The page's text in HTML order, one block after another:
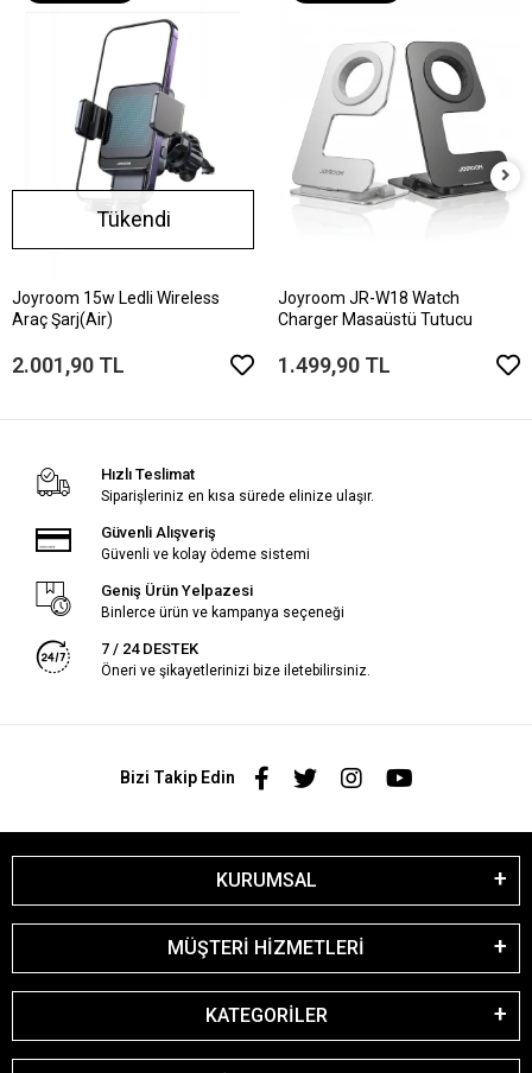
Tükendi
Joyroom 15w Ledli Wireless
Araç Şarj(Air)
2.001,90 TL
Joyroom JR-W18 Watch
Charger Masaüstü Tutucu
1.499,90 TL
Hızlı Teslimat
Siparişleriniz en kısa sürede elinize ulaşır.
Güvenli Alışveriş
Güvenli ve kolay ödeme sistemi
Geniş Ürün Yelpazesi
Binlerce ürün ve kampanya seçeneği
7 / 24 DESTEK
Öneri ve şikayetlerinizi bize iletebilirsiniz.
Bizi Takip Edin
KURUMSAL
MÜŞTERİ HİZMETLERİ
KATEGORİLER